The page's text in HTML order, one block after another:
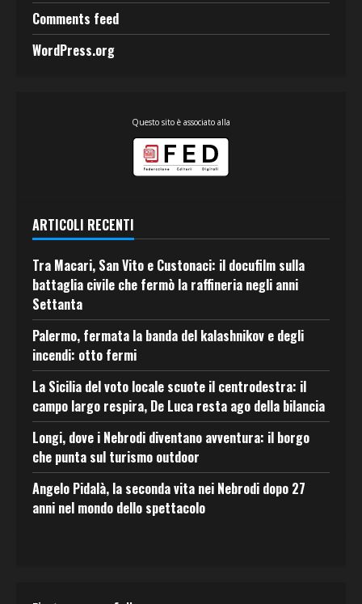
Comments feed
WordPress.org
Questo sito è associato alla
ARTICOLI RECENTI
Tra Macari, San Vito e Custonaci: il docufilm sulla
battaglia civile che fermò la raffineria negli anni
Settanta
Palermo, fermata la banda del kalashnikov e degli
incendi: otto fermi
La Sicilia del voto locale scuote il centrodestra: il
campo largo respira, De Luca resta ago della bilancia
Longi, dove i Nebrodi diventano avventura: il borgo
che punta sul turismo outdoor
Angelo Pidalà, la seconda vita nei Nebrodi dopo 27
anni nel mondo dello spettacolo